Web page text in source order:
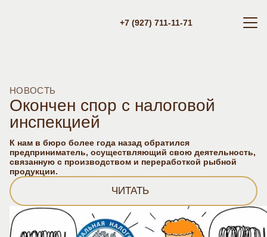
+7 (927) 711-11-71
НОВОСТЬ
Окончен спор с налоговой
инспекцией
К нам в бюро более года назад обратился
предприниматель, осуществляющий свою деятельность,
связанную с производством и переработкой рыбной
продукции.
ЧИТАТЬ